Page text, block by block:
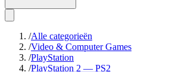
/Alle categorieën
/Video & Computer Games
/PlayStation
/PlayStation 2 — PS2